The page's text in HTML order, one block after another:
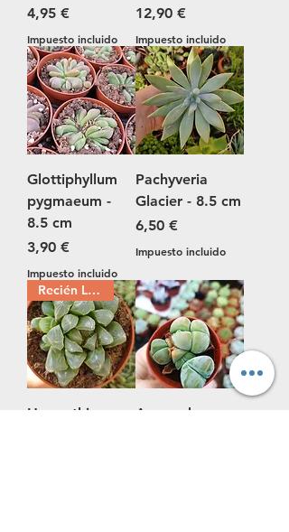
Precio
4,95 €
Impuesto incluido
Precio
12,90 €
Impuesto incluido
Glottiphyllum
pygmaeum -
8.5 cm
Precio
3,90 €
Impuesto incluido
Pachyveria
Glacier - 8.5 cm
Precio
6,50 €
Impuesto incluido
Recién Llegado
Haworthia
Argyroderma